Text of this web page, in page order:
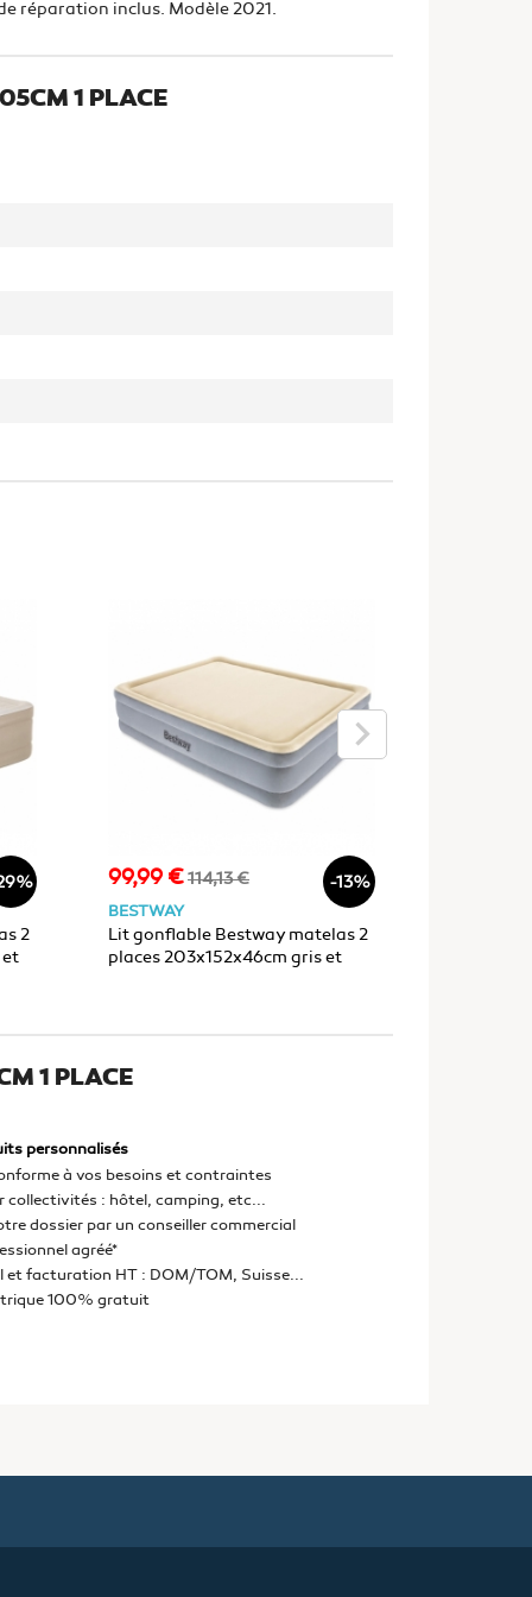
réparation inclus. Modèle 2021.
1 PLACE
2
et
Prix
99,99 €Prix
114,13 € -13%
BESTWAY
Lit gonflable Bestway matelas 2
places 203x152x46cm gris et
keyboard_arrow_right
1 PLACE
personnalisés
à vos besoins et contraintes
collectivités : hôtel, camping, etc...
dossier par un conseiller commercial
agréé*
et facturation HT : DOM/TOM, Suisse...
100% gratuit